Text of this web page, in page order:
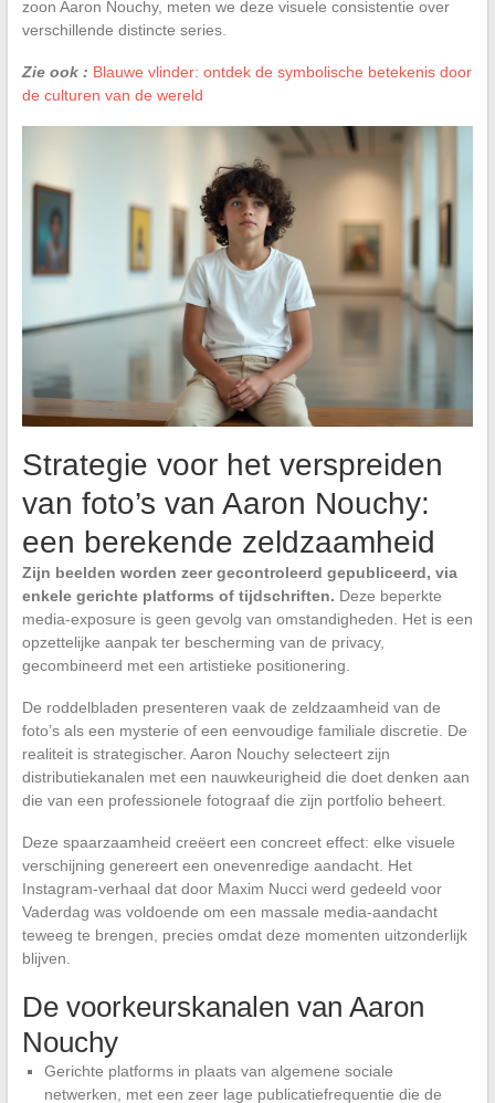
zoon Aaron Nouchy, meten we deze visuele consistentie over
verschillende distincte series.
Zie ook : Blauwe vlinder: ontdek de symbolische betekenis door
de culturen van de wereld
Strategie voor het verspreiden
van foto’s van Aaron Nouchy:
een berekende zeldzaamheid
Zijn beelden worden zeer gecontroleerd gepubliceerd, via
enkele gerichte platforms of tijdschriften. Deze beperkte
media-exposure is geen gevolg van omstandigheden. Het is een
opzettelijke aanpak ter bescherming van de privacy,
gecombineerd met een artistieke positionering.
De roddelbladen presenteren vaak de zeldzaamheid van de
foto’s als een mysterie of een eenvoudige familiale discretie. De
realiteit is strategischer. Aaron Nouchy selecteert zijn
distributiekanalen met een nauwkeurigheid die doet denken aan
die van een professionele fotograaf die zijn portfolio beheert.
Deze spaarzaamheid creëert een concreet effect: elke visuele
verschijning genereert een onevenredige aandacht. Het
Instagram-verhaal dat door Maxim Nucci werd gedeeld voor
Vaderdag was voldoende om een massale media-aandacht
teweeg te brengen, precies omdat deze momenten uitzonderlijk
blijven.
De voorkeurskanalen van Aaron
Nouchy
Gerichte platforms in plaats van algemene sociale
netwerken, met een zeer lage publicatiefrequentie die de